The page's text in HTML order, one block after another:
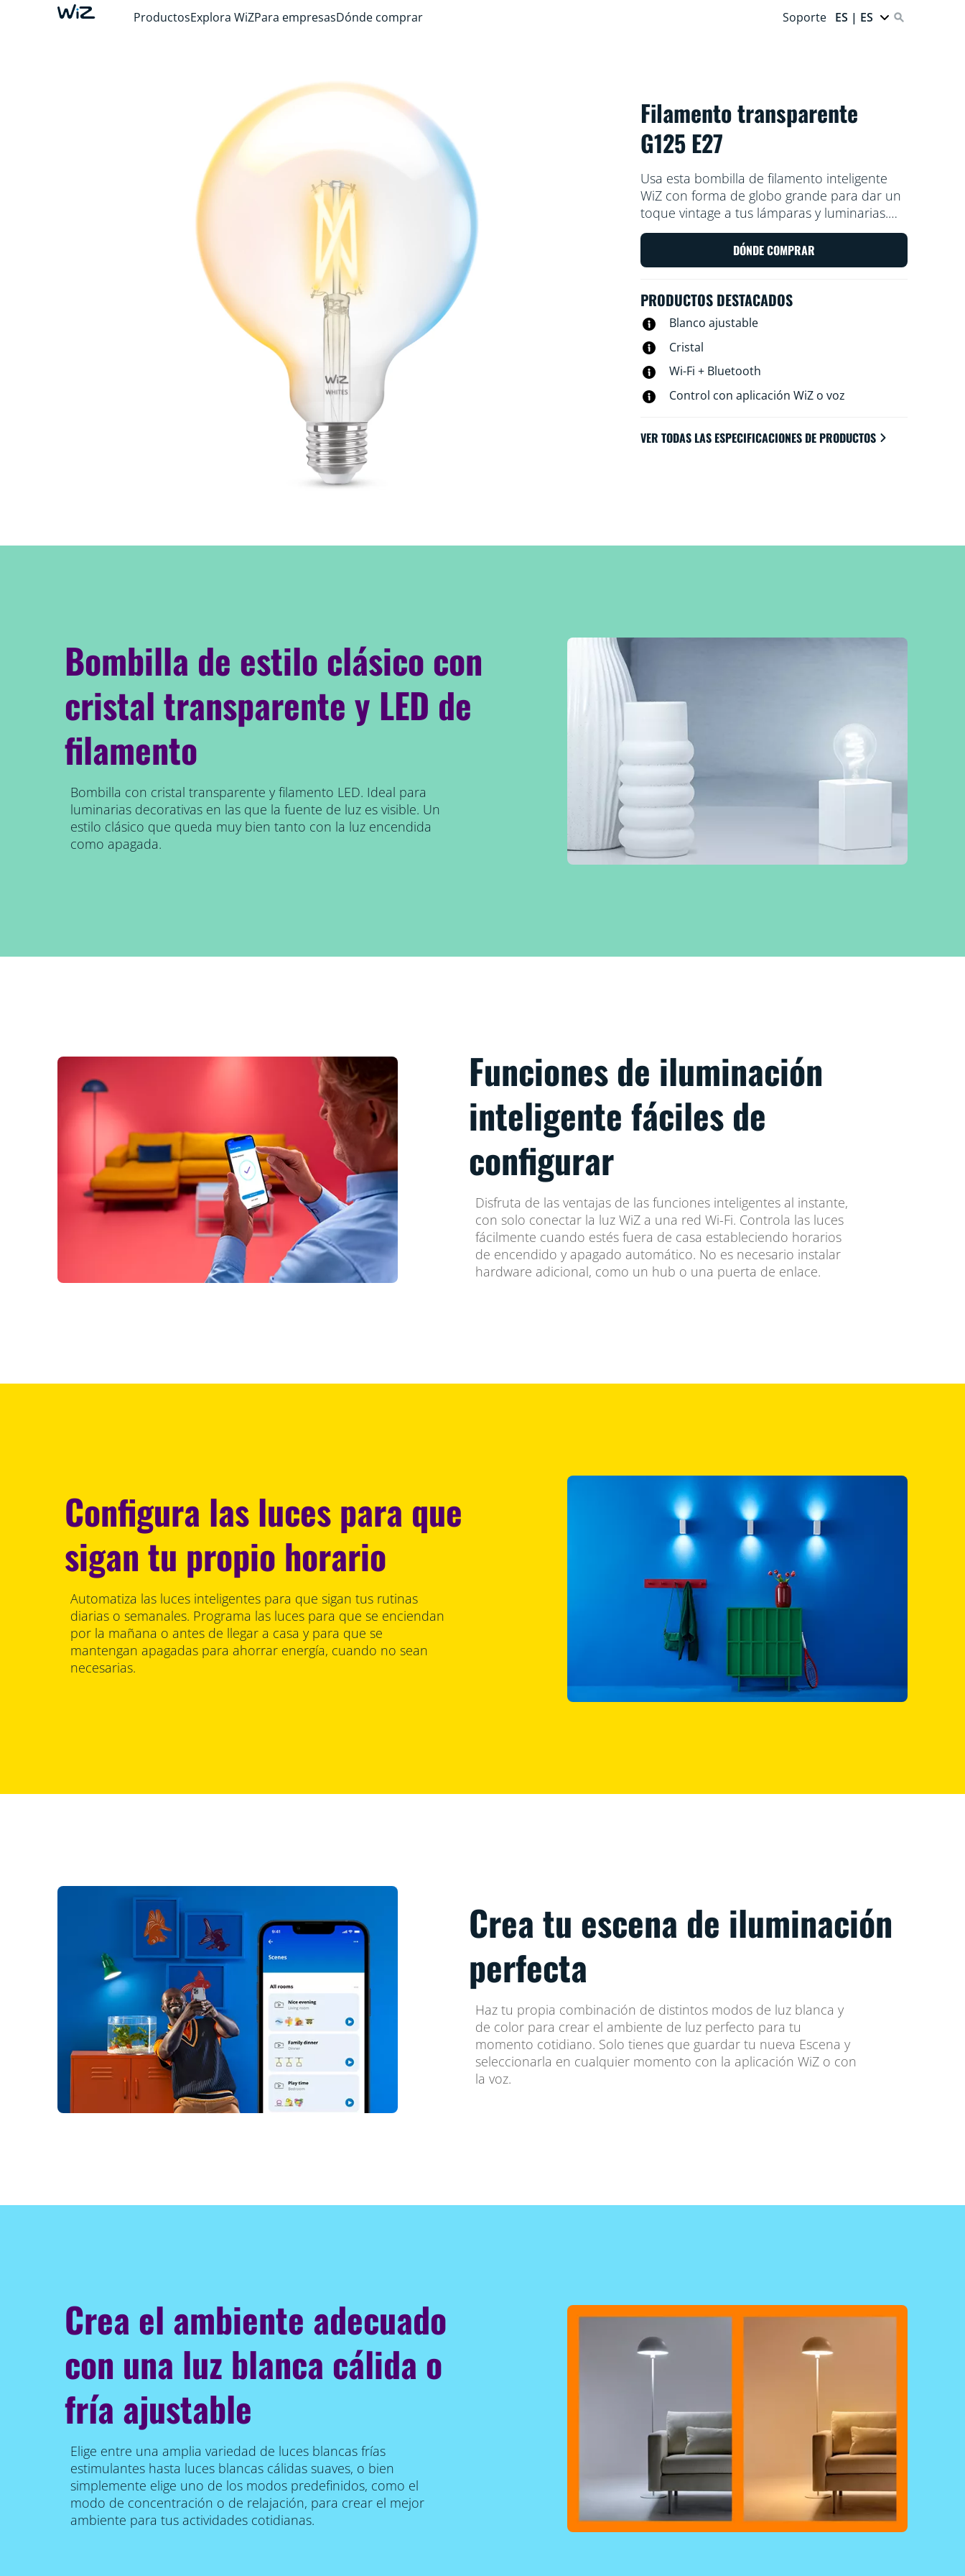
ProductosExplora WiZPara empresasDónde comprar Soporte ES | ES
Filamento transparente
G125 E27
Usa esta bombilla de filamento inteligente
WiZ con forma de globo grande para dar un
toque vintage a tus lámparas y luminarias.
Úsala con la aplicación WiZ o con tu propia
voz para reducir y aumentar el brillo o para
usar modos de luz preestablecidos en los
DÓNDE COMPRAR
PRODUCTOS DESTACADOS
Blanco ajustable
Cristal
Wi-Fi + Bluetooth
Control con aplicación WiZ o voz
VER TODAS LAS ESPECIFICACIONES DE PRODUCTOS
Bombilla de estilo clásico con
cristal transparente y LED de
filamento
Bombilla con cristal transparente y filamento LED. Ideal para
luminarias decorativas en las que la fuente de luz es visible. Un
estilo clásico que queda muy bien tanto con la luz encendida
como apagada.
Funciones de iluminación
inteligente fáciles de
configurar
Disfruta de las ventajas de las funciones inteligentes al instante,
con solo conectar la luz WiZ a una red Wi-Fi. Controla las luces
fácilmente cuando estés fuera de casa estableciendo horarios
de encendido y apagado automático. No es necesario instalar
hardware adicional, como un hub o una puerta de enlace.
Configura las luces para que
sigan tu propio horario
Automatiza las luces inteligentes para que sigan tus rutinas
diarias o semanales. Programa las luces para que se enciendan
por la mañana o antes de llegar a casa y para que se
mantengan apagadas para ahorrar energía, cuando no sean
necesarias.
Crea tu escena de iluminación
perfecta
Haz tu propia combinación de distintos modos de luz blanca y
de color para crear el ambiente de luz perfecto para tu
momento cotidiano. Solo tienes que guardar tu nueva Escena y
seleccionarla en cualquier momento con la aplicación WiZ o con
la voz.
Crea el ambiente adecuado
con una luz blanca cálida o
fría ajustable
Elige entre una amplia variedad de luces blancas frías
estimulantes hasta luces blancas cálidas suaves, o bien
simplemente elige uno de los modos predefinidos, como el
modo de concentración o de relajación, para crear el mejor
ambiente para tus actividades cotidianas.